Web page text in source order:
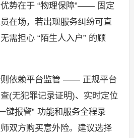
势在于 “物理保障”—— 固定
在场，若出现服务纠纷可直
需担心 “陌生人入户” 的顾
依赖平台监管 —— 正规平台
(无犯罪记录证明)、实时定位
键报警” 功能和服务全程录
双方购买意外险。建议选择